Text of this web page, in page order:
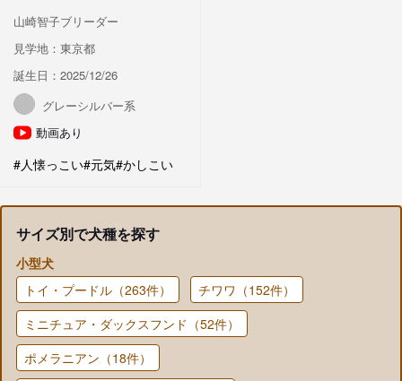
山崎智子ブリーダー
見学地：東京都
誕生日：2025/12/26
グレーシルバー系
動画あり
#人懐っこい#元気#かしこい
サイズ別で犬種を探す
小型犬
トイ・プードル（263件）
チワワ（152件）
ミニチュア・ダックスフンド（52件）
ポメラニアン（18件）